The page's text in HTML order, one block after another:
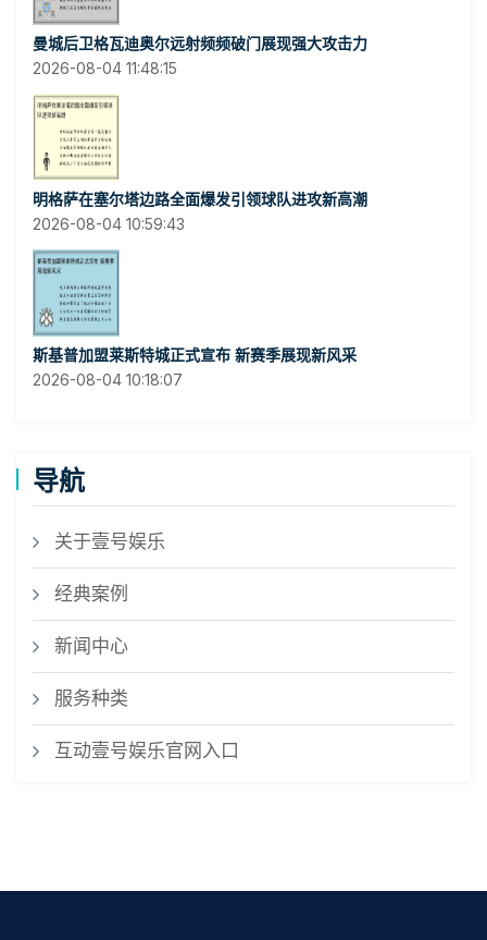
曼城后卫格瓦迪奥尔远射频频破门展现强大攻击力
2026-08-04 11:48:15
明格萨在塞尔塔边路全面爆发引领球队进攻新高潮
2026-08-04 10:59:43
斯基普加盟莱斯特城正式宣布 新赛季展现新风采
2026-08-04 10:18:07
导航
关于壹号娱乐
经典案例
新闻中心
服务种类
互动壹号娱乐官网入口